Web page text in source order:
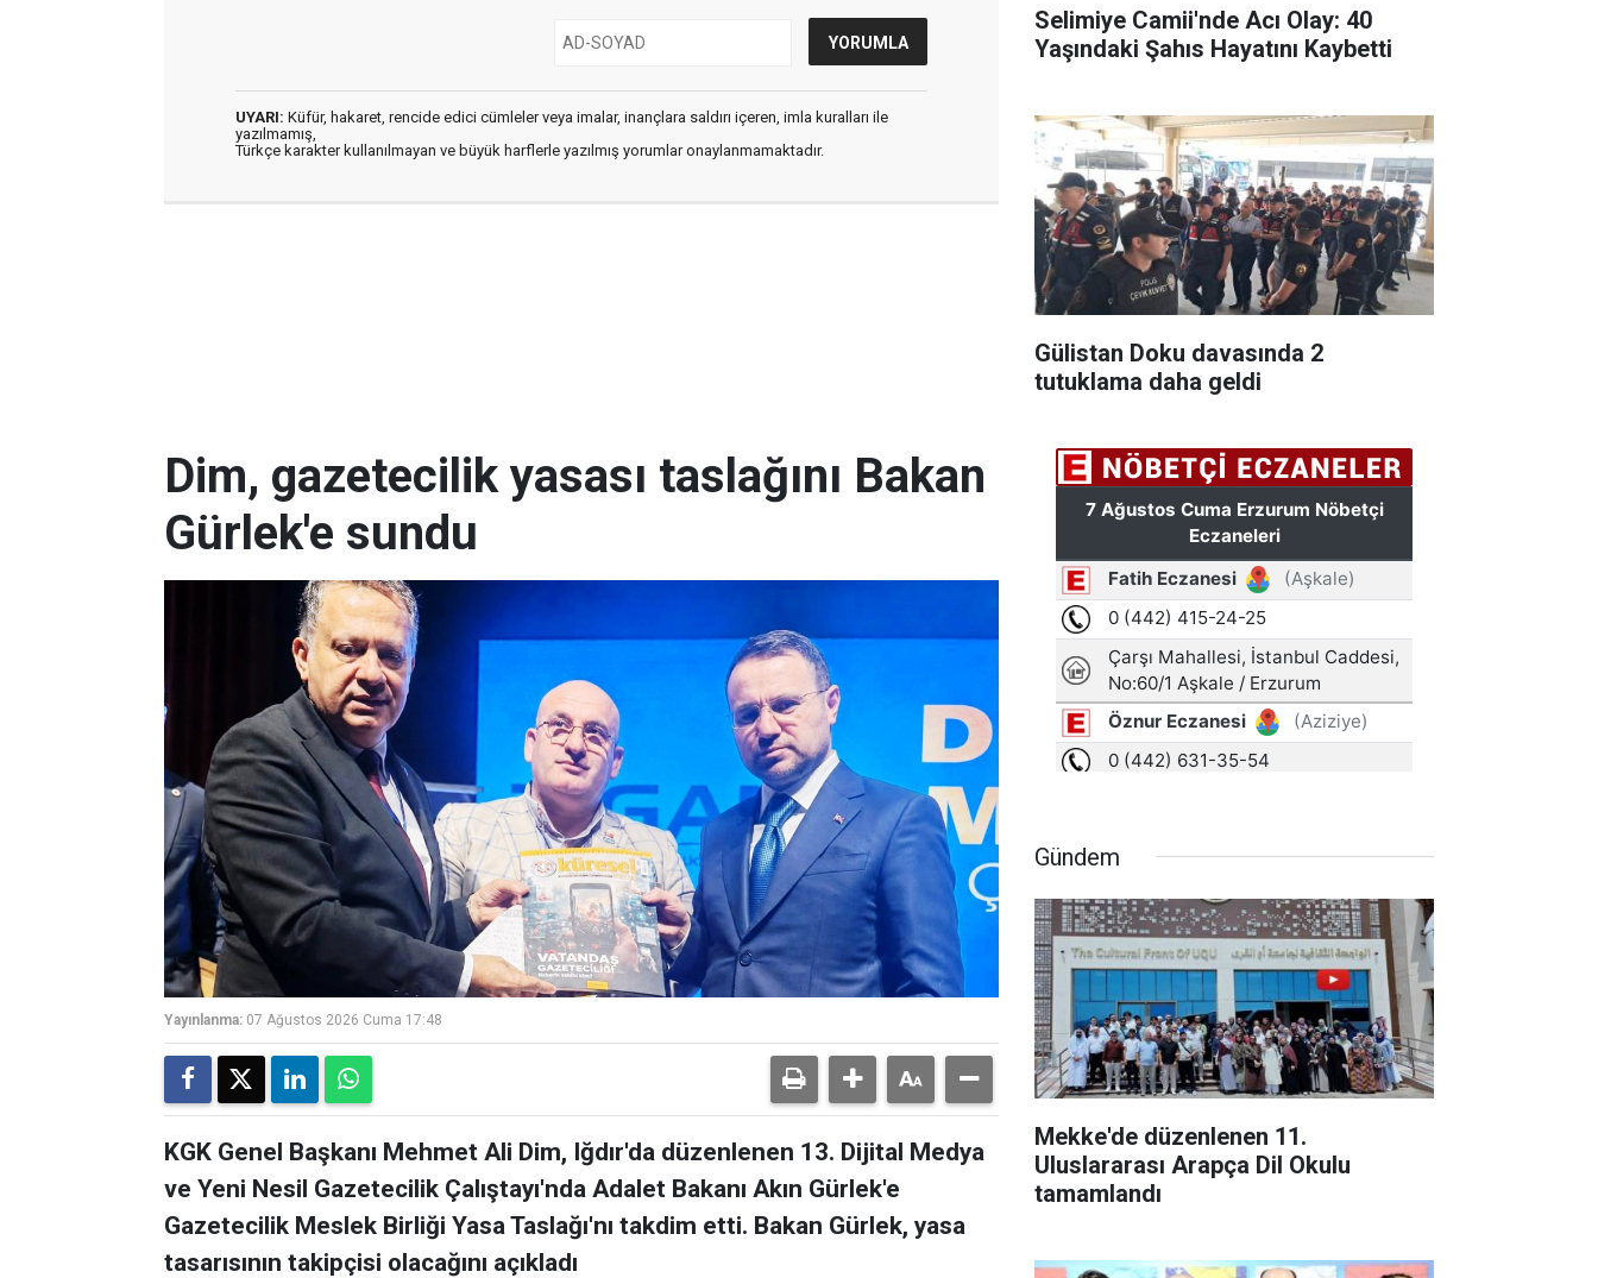
UYARI: Küfür, hakaret, rencide edici cümleler veya imalar, inançlara saldırı içeren, imla kuralları ile
yazılmamış,
Türkçe karakter kullanılmayan ve büyük harflerle yazılmış yorumlar onaylanmamaktadır.
Selimiye Camii'nde Acı Olay: 40
Yaşındaki Şahıs Hayatını Kaybetti
Gülistan Doku davasında 2
tutuklama daha geldi
Dim, gazetecilik yasası taslağını Bakan
Gürlek'e sundu
Yayınlanma: 07 Ağustos 2026 Cuma 17:48
KGK Genel Başkanı Mehmet Ali Dim, Iğdır'da düzenlenen 13. Dijital Medya
ve Yeni Nesil Gazetecilik Çalıştayı'nda Adalet Bakanı Akın Gürlek'e
Gazetecilik Meslek Birliği Yasa Taslağı'nı takdim etti. Bakan Gürlek, yasa
tasarısının takipçisi olacağını açıkladı
Gündem
Mekke'de düzenlenen 11.
Uluslararası Arapça Dil Okulu
tamamlandı